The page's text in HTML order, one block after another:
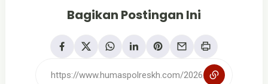
Bagikan Postingan Ini